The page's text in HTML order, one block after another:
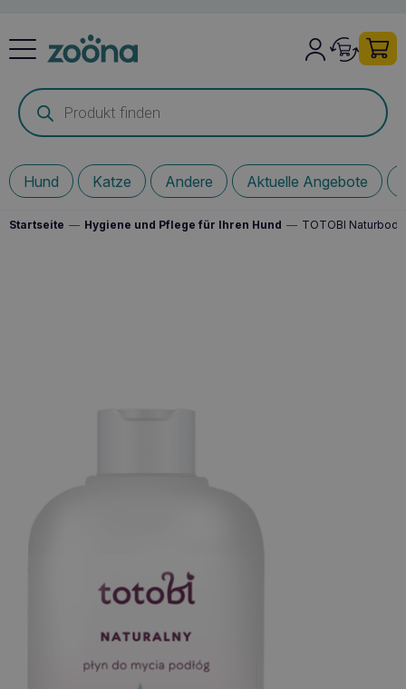
Products
search
Hund Katze Andere Aktuelle Angebote
Startseite — Hygiene und Pflege für Ihren Hund — TOTOBI